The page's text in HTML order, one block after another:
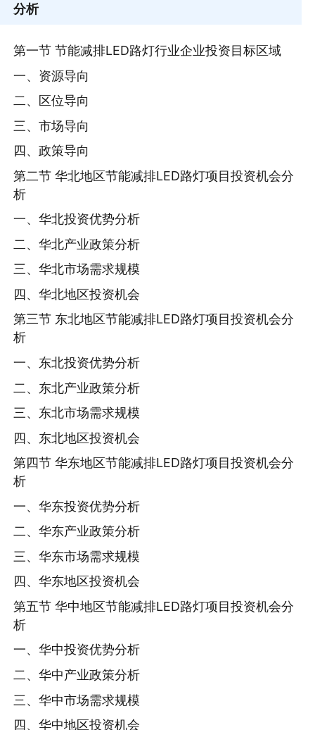
分析
第一节 节能减排LED路灯行业企业投资目标区域
一、资源导向
二、区位导向
三、市场导向
四、政策导向
第二节 华北地区节能减排LED路灯项目投资机会分
析
一、华北投资优势分析
二、华北产业政策分析
三、华北市场需求规模
四、华北地区投资机会
第三节 东北地区节能减排LED路灯项目投资机会分
析
一、东北投资优势分析
二、东北产业政策分析
三、东北市场需求规模
四、东北地区投资机会
第四节 华东地区节能减排LED路灯项目投资机会分
析
一、华东投资优势分析
二、华东产业政策分析
三、华东市场需求规模
四、华东地区投资机会
第五节 华中地区节能减排LED路灯项目投资机会分
析
一、华中投资优势分析
二、华中产业政策分析
三、华中市场需求规模
四、华中地区投资机会